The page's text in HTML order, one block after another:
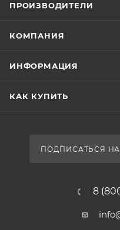
ПРОИЗВОДИТЕЛИ
КОМПАНИЯ
ИНФОРМАЦИЯ
КАК КУПИТЬ
ПОДПИСАТЬСЯ
8